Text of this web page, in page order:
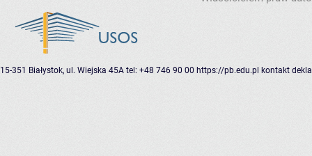
15-351 Białystok, ul. Wiejska 45A tel: +48 746 90 00 https://pb.edu.pl kontakt